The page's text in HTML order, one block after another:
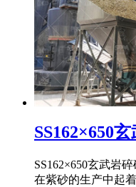
SS162×650
SS162×650玄武岩
在紫砂的生产中起